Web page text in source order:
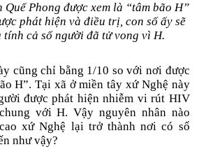
Quế Phong được xem là “tâm bão H”
phát hiện và điều trị, con số ấy sẽ
tính cả số người đã tử vong vì H.
cũng chỉ bằng 1/10 so với nơi được
H”. Tại xã ở miền tây xứ Nghệ này
được phát hiện nhiễm vi rút HIV
với H. Vậy nguyên nhân nào
xứ Nghệ lại trở thành nơi có số
như vậy?